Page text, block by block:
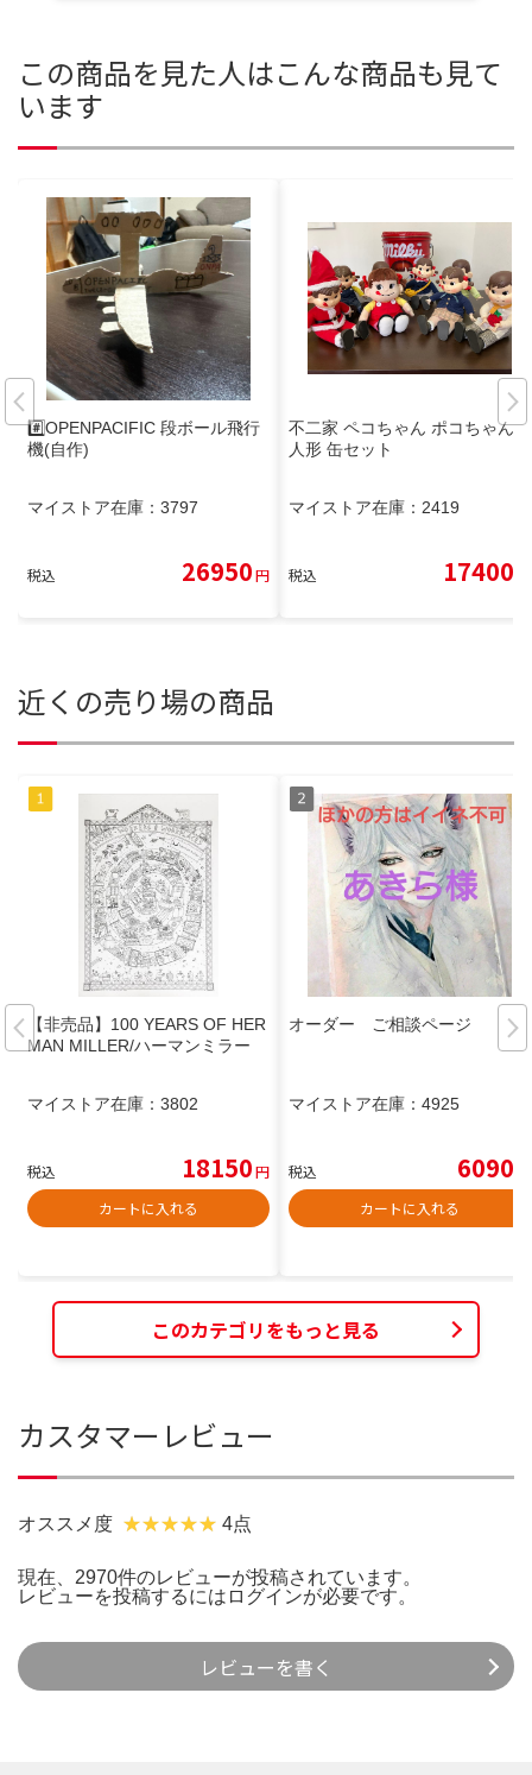
この商品を見た人はこんな商品も見て
います
#️⃣OPENPACIFIC 段ボール飛行
機(自作)
マイストア在庫： 3797
税込 26950円
不二家 ペコちゃん ポコちゃん
人形 缶セット
マイストア在庫： 2419
税込 17400
近くの売り場の商品
【非売品】100 YEARS OF HER
MAN MILLER/ハーマンミラー
マイストア在庫： 3802
税込 18150円
カートに入れる
オーダー ご相談ページ
マイストア在庫： 4925
税込 6090
カートに入れる
このカテゴリをもっと見る
カスタマーレビュー
オススメ度 4点
現在、2970件のレビューが投稿されています。
レビューを投稿するには ログインが必要です。
レビューを書く